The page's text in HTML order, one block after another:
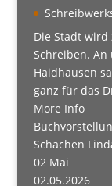
Die Stadt
Schreiben.
Haidhausen
ganz für das
More Info
Schachen
02 Mai
02.05.2026